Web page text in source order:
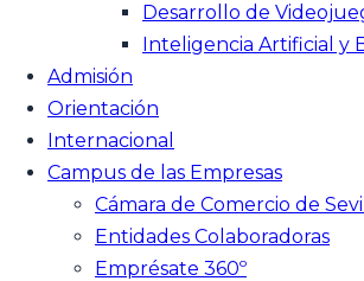
Desarrollo de
Inteligencia Artificial y
Admisión
Orientación
Internacional
Campus de las Empresas
Cámara de Comercio de
Entidades Colaboradoras
Emprésate 360º